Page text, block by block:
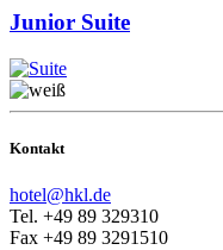
Junior Suite
Kontakt
hotel@hkl.de
Tel. +49 89 329310
Fax +49 89 3291510